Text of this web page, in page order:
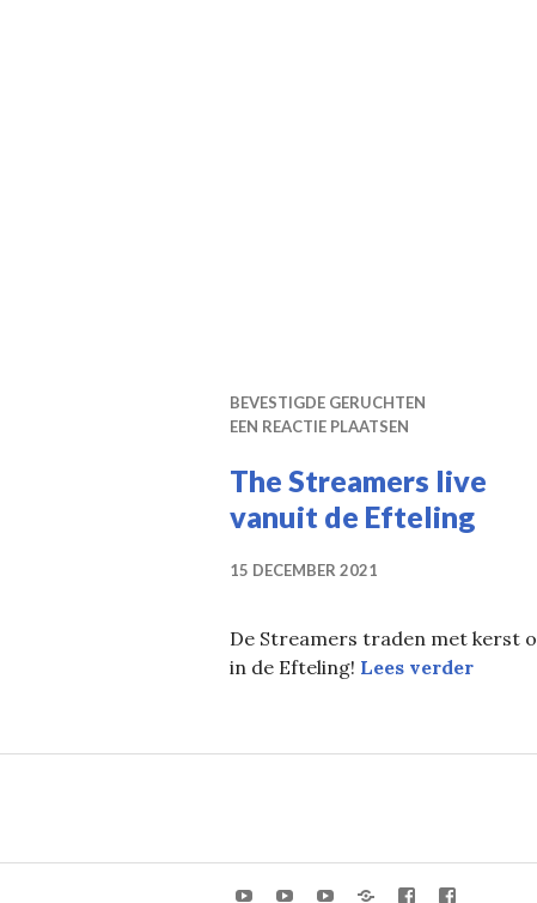
BEVESTIGDE GERUCHTEN
EEN REACTIE PLAATSEN
The Streamers live
vanuit de Efteling
15 DECEMBER 2021
De Streamers traden met kerst
in de Efteling! Lees verderThe
YoutubeYoutubeYoutube
Facebook